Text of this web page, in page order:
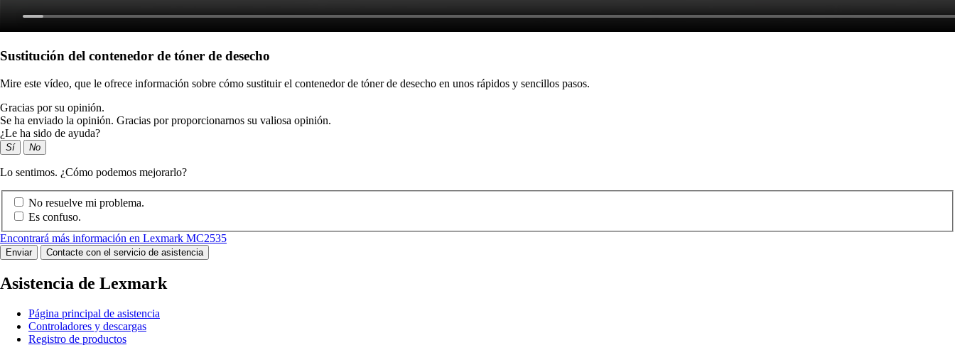
Sustitución del contenedor de tóner de desecho
Mire este vídeo, que le ofrece información sobre cómo sustituir el contenedor de tóner de desecho en unos rápidos y sencillos pasos.
Gracias por su opinión.
Se ha enviado la opinión. Gracias por proporcionarnos su valiosa opinión.
¿Le ha sido de ayuda?
Sí No
Lo sentimos. ¿Cómo podemos mejorarlo?
No resuelve mi problema.
Es confuso.
Encontrará más información en Lexmark MC2535
Enviar Contacte con el servicio de asistencia
Asistencia de Lexmark
Página principal de asistencia
Controladores y descargas
Registro de productos